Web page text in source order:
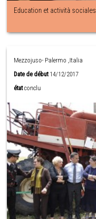
Education et actività sociales
Mezzojuso- Palermo ,Italia
Date de début14/12/2017
état conclu